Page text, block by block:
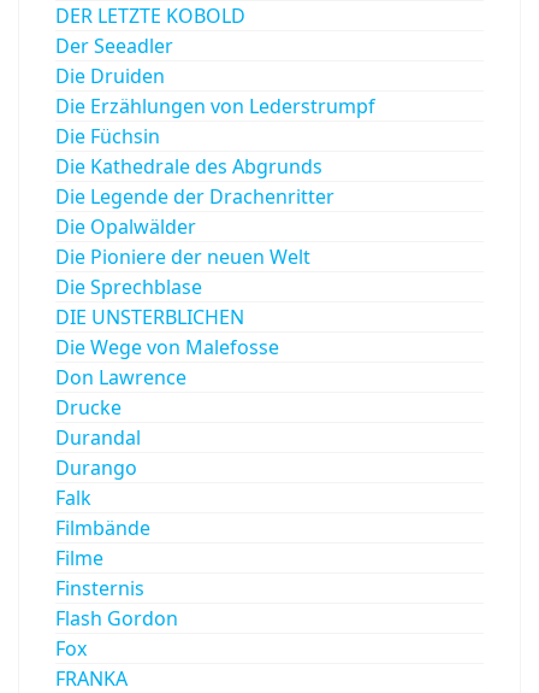
DER LETZTE KOBOLD
Der Seeadler
Die Druiden
Die Erzählungen von Lederstrumpf
Die Füchsin
Die Kathedrale des Abgrunds
Die Legende der Drachenritter
Die Opalwälder
Die Pioniere der neuen Welt
Die Sprechblase
DIE UNSTERBLICHEN
Die Wege von Malefosse
Don Lawrence
Drucke
Durandal
Durango
Falk
Filmbände
Filme
Finsternis
Flash Gordon
Fox
FRANKA